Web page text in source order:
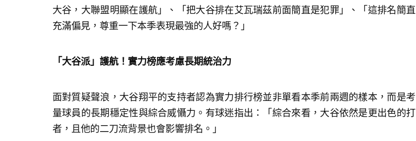
大谷，大聯盟明顯在護航」、「把大谷排在艾瓦瑞茲前面簡直是犯罪」、「這排名簡直
充滿偏見，尊重一下本季表現最強的人好嗎？」
「大谷派」護航！實力榜應考慮長期統治力
面對質疑聲浪，大谷翔平的支持者認為實力排行榜並非單看本季前兩週的樣本，而是考
量球員的長期穩定性與綜合威懾力。有球迷指出：「綜合來看，大谷依然是更出色的打
者，且他的二刀流背景也會影響排名。」